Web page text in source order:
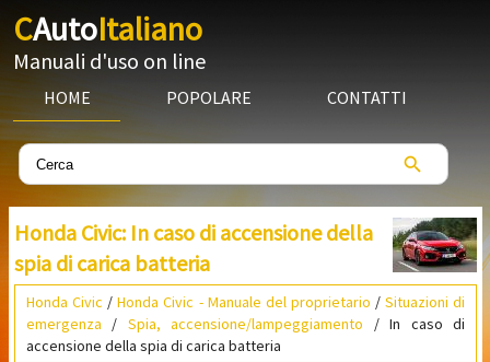
CAutoItaliano
Manuali d'uso on line
HOME POPOLARE CONTATTI
Honda Civic: In caso di accensione della
spia di carica batteria
Honda Civic /Honda Civic - Manuale del proprietario /Situazioni di
emergenza / Spia, accensione/lampeggiamento / In caso di
accensione della spia di carica batteria